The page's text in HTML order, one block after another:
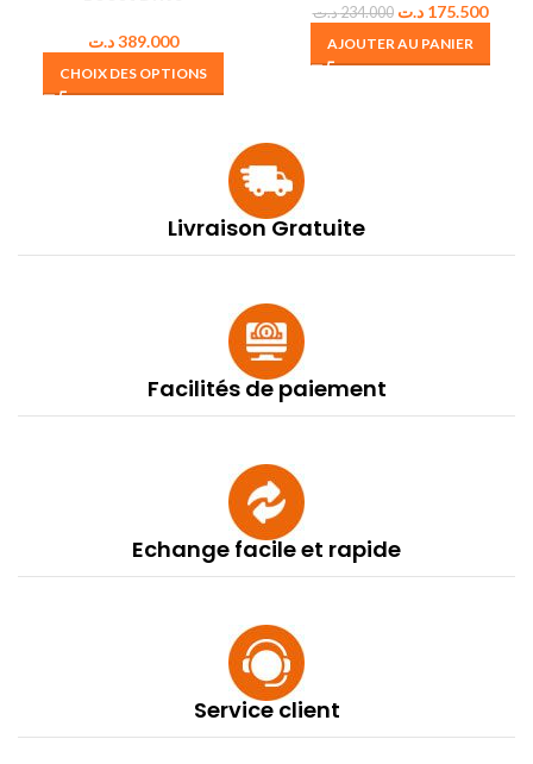
389.000د.ت
CHOIX DES OPTIONS
234.000د.ت 175.500 د.ت
AJOUTER AU PANIER
Livraison Gratuite
Facilités de paiement
Echange facile et rapide
Service client